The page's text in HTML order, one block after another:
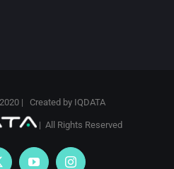
| Created by IQDATA
| All Rights Reserved
YouTubeInstagram